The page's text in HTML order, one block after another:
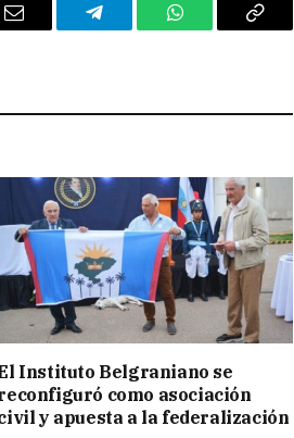
Email Telegram WhatsAppCopy
Instituto Belgraniano se
como asociación
y apuesta a la federalización